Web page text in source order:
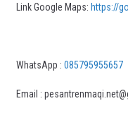
Link Google Maps: https://
WhatsApp : 085795955657
Email :